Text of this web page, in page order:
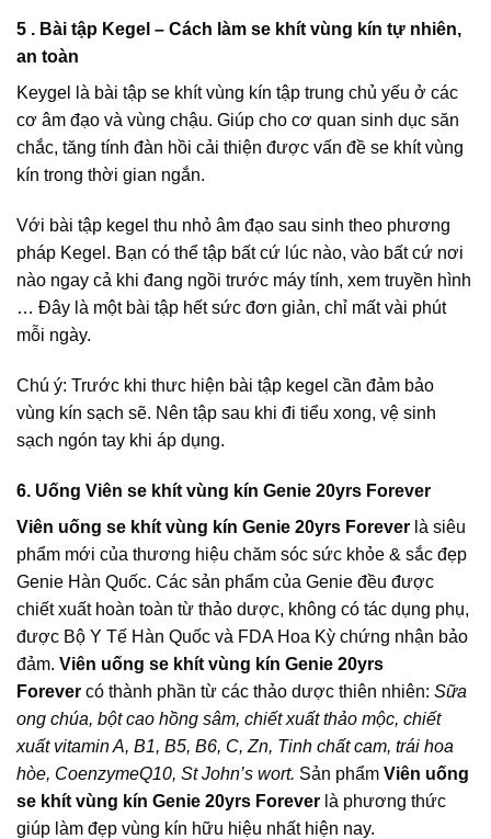
5 . Bài tập Kegel – Cách làm se khít vùng kín tự nhiên,
an toàn
Keygel là bài tập se khít vùng kín tập trung chủ yếu ở các
cơ âm đạo và vùng chậu. Giúp cho cơ quan sinh dục săn
chắc, tăng tính đàn hồi cải thiện được vấn đề se khít vùng
kín trong thời gian ngắn.
Với bài tập kegel thu nhỏ âm đạo sau sinh theo phương
pháp Kegel. Bạn có thể tập bất cứ lúc nào, vào bất cứ nơi
nào ngay cả khi đang ngồi trước máy tính, xem truyền hình
… Đây là một bài tập hết sức đơn giản, chỉ mất vài phút
mỗi ngày.
Chú ý: Trước khi thưc hiện bài tập kegel cần đảm bảo
vùng kín sạch sẽ. Nên tập sau khi đi tiểu xong, vệ sinh
sạch ngón tay khi áp dụng.
6. Uống Viên se khít vùng kín Genie 20yrs Forever
Viên uống se khít vùng kín Genie 20yrs Forever là siêu
phẩm mới của thương hiệu chăm sóc sức khỏe & sắc đẹp
Genie Hàn Quốc. Các sản phẩm của Genie đều được
chiết xuất hoàn toàn từ thảo dược, không có tác dụng phụ,
được Bộ Y Tế Hàn Quốc và FDA Hoa Kỳ chứng nhận bảo
đảm. Viên uống se khít vùng kín Genie 20yrs
Forever có thành phần từ các thảo dược thiên nhiên: Sữa
ong chúa, bột cao hồng sâm, chiết xuất thảo mộc, chiết
xuất vitamin A, B1, B5, B6, C, Zn, Tinh chất cam, trái hoa
hòe, CoenzymeQ10, St John’s wort. Sản phẩm Viên uống
se khít vùng kín Genie 20yrs Forever là phương thức
giúp làm đẹp vùng kín hữu hiệu nhất hiện nay.